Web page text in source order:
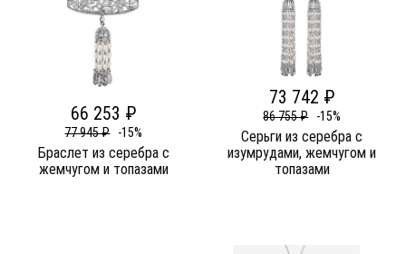
66 253 ₽
77 945 ₽ -15%
Браслет из серебра c
жемчугом и топазами
73 742 ₽
86 755 ₽ -15%
Серьги из серебра c
изумрудами, жемчугом и
топазами